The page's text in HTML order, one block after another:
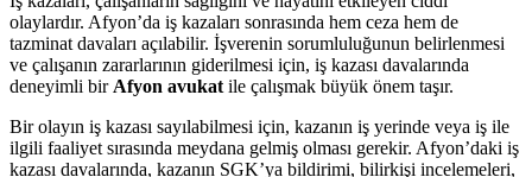
olaylardır. Afyon’da iş kazaları sonrasında hem ceza hem de
tazminat davaları açılabilir. İşverenin sorumluluğunun belirlenmesi
ve çalışanın zararlarının giderilmesi için, iş kazası davalarında
deneyimli bir Afyon avukat ile çalışmak büyük önem taşır.
Bir olayın iş kazası sayılabilmesi için, kazanın iş yerinde veya iş ile
ilgili faaliyet sırasında meydana gelmiş olması gerekir. Afyon’daki iş
kazası davalarında, kazanın SGK’ya bildirimi, bilirkişi incelemeleri,